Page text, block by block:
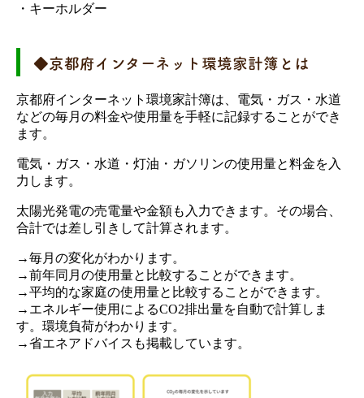
・キーホルダー
◆京都府インターネット環境家計簿とは
京都府インターネット環境家計簿は、電気・ガス・水道
などの毎月の料金や使用量を手軽に記録することができ
ます。
電気・ガス・水道・灯油・ガソリンの使用量と料金を入
力します。
太陽光発電の売電量や金額も入力できます。その場合、
合計では差し引きして計算されます。
→毎月の変化がわかります。
→前年同月の使用量と比較することができます。
→平均的な家庭の使用量と比較することができます。
→エネルギー使用によるCO2排出量を自動で計算しま
す。環境負荷がわかります。
→省エネアドバイスも掲載しています。